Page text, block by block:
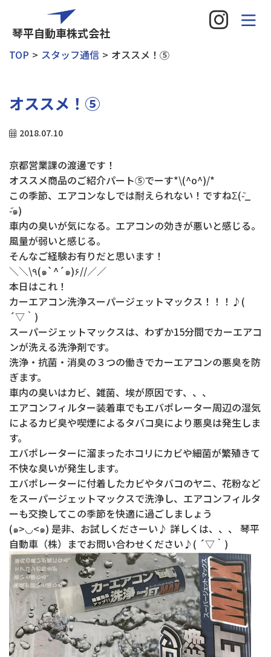
琴平自動車株式会社
TOP スタッフ通信 オススメ！⑤
オススメ！⑤
2018.07.10
京都営業課の渡邊です！
オススメ商品のご紹介パート⑤でーす*\(^o^)/*
この季節、エアコンなしでは耐えられない！ですねΣ(-᷅_
-᷄๑)
車内の臭いが気になる。エアコンの効きが悪いと感じる。
風量が弱いと感じる。
そんなご経験お有りだと思います！
＼＼\٩(๑`^´๑)۶//／／
本日はこれ！
カーエアコン洗浄スーパージェットマックス！！！♪(
´▽｀)
スーパージェットマックスは、わずか15分間でカーエアコ
ンが洗える洗浄剤です。
洗浄・抗菌・消臭の３つの働きでカーエアコンの悪臭を防
ぎます。
車内の臭いはカビ、雑菌、埃が原因です、、、
エアコンフィルター装着車でもエバポレーター周辺の湿気
によるカビ臭や喫煙によるタバコ臭により悪臭は発生しま
す。
エバポレーターに溜まったホコリにカビや細菌が繁殖きて
不快な臭いが発生します。
エバポレーターに付着したカビやタバコのヤニ、花粉など
をスーパージェットマックスで洗浄し、エアコンフィルタ
ーも交換してこの季節を快適に過ごしましょう
(๑>◡<๑) 是非、お試しくださーい♪ 詳しくは、、、 琴平
自動車（株）までお問い合わせください♪( ´▽｀)